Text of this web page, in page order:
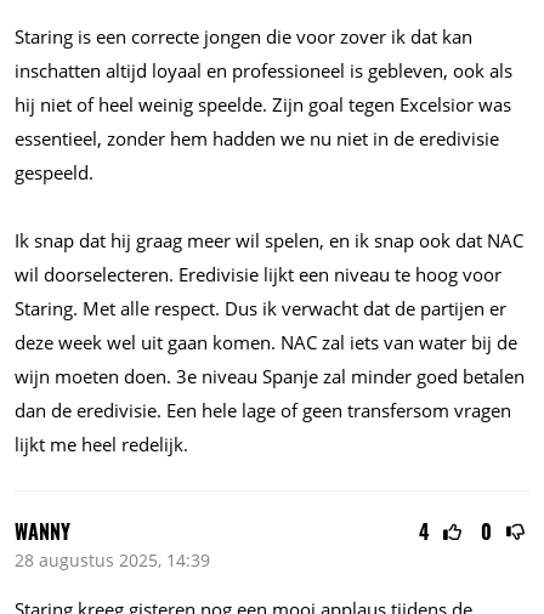
Staring is een correcte jongen die voor zover ik dat kan
inschatten altijd loyaal en professioneel is gebleven, ook als
hij niet of heel weinig speelde. Zijn goal tegen Excelsior was
essentieel, zonder hem hadden we nu niet in de eredivisie
gespeeld.
Ik snap dat hij graag meer wil spelen, en ik snap ook dat NAC
wil doorselecteren. Eredivisie lijkt een niveau te hoog voor
Staring. Met alle respect. Dus ik verwacht dat de partijen er
deze week wel uit gaan komen. NAC zal iets van water bij de
wijn moeten doen. 3e niveau Spanje zal minder goed betalen
dan de eredivisie. Een hele lage of geen transfersom vragen
lijkt me heel redelijk.
4 0
WANNY
28 augustus 2025, 14:39
Staring kreeg gisteren nog een mooi applaus tijdens de